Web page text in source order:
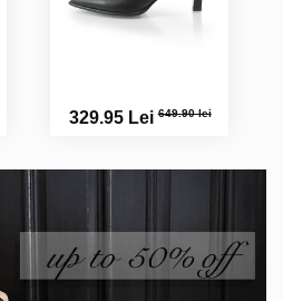
329.95 Lei649.90 lei